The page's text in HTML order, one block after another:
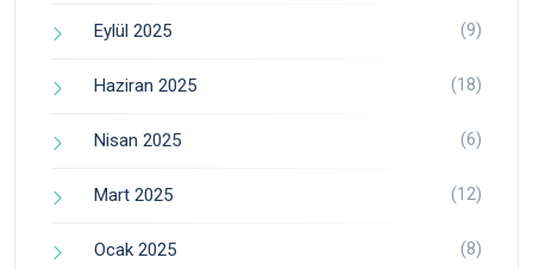
Eylül 2025 (9)
Haziran 2025 (18)
Nisan 2025 (6)
Mart 2025 (12)
Ocak 2025 (8)